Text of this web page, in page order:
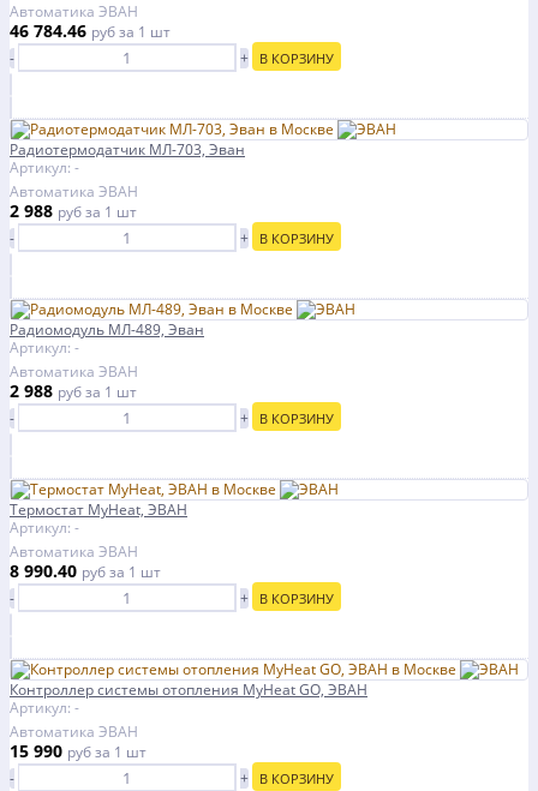
Автоматика ЭВАН
46 784.46 рубза 1 шт
-
+ В КОРЗИНУ
Радиотермодатчик МЛ-703, Эван
Артикул: -
Автоматика ЭВАН
2 988 рубза 1 шт
-
+ В КОРЗИНУ
Радиомодуль МЛ-489, Эван
Артикул: -
Автоматика ЭВАН
2 988 рубза 1 шт
-
+ В КОРЗИНУ
Термостат MyHeat, ЭВАН
Артикул: -
Автоматика ЭВАН
8 990.40 рубза 1 шт
-
+ В КОРЗИНУ
Контроллер системы отопления MyHeat GO, ЭВАН
Артикул: -
Автоматика ЭВАН
15 990 рубза 1 шт
-
+ В КОРЗИНУ